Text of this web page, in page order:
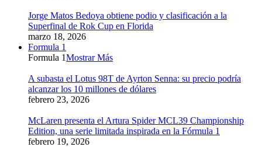
Jorge Matos Bedoya obtiene podio y clasificación a la
Superfinal de Rok Cup en Florida
marzo 18, 2026
Formula 1
Formula 1Mostrar Más
A subasta el Lotus 98T de Ayrton Senna: su precio podría
alcanzar los 10 millones de dólares
febrero 23, 2026
McLaren presenta el Artura Spider MCL39 Championship
Edition, una serie limitada inspirada en la Fórmula 1
febrero 19, 2026